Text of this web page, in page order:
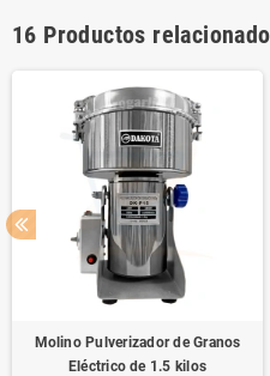
16 Productos
Molino Pulverizador de Granos
Eléctrico de 1.5 kilos